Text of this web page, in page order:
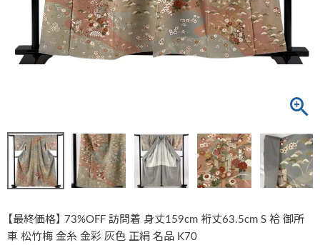
【最終価格】 73%OFF 訪問着 身丈159cm 裄丈63.5cm S 袷 御所
車 松竹梅 金糸 金彩 灰色 正絹 名品 K70